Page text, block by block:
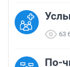
63
По-